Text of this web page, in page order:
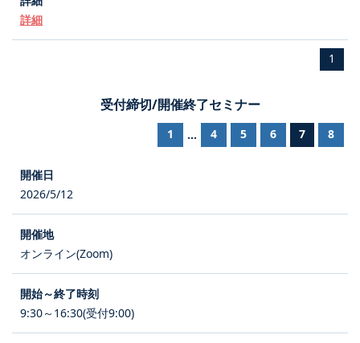
詳細
1
受付締切/開催終了セミナー
1 ... 4 5 6 7 8
2026/5/12
オンライン(Zoom)
9:30～16:30(受付9:00)